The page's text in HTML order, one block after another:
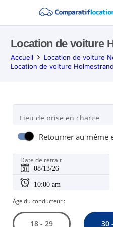
Location de voiture
Accueil
Location de voiture
Location de voiture Holmestrand
Lieu de prise en charge
Retourner au même
Date de retrait
Âge du conducteur :
18 - 29 30